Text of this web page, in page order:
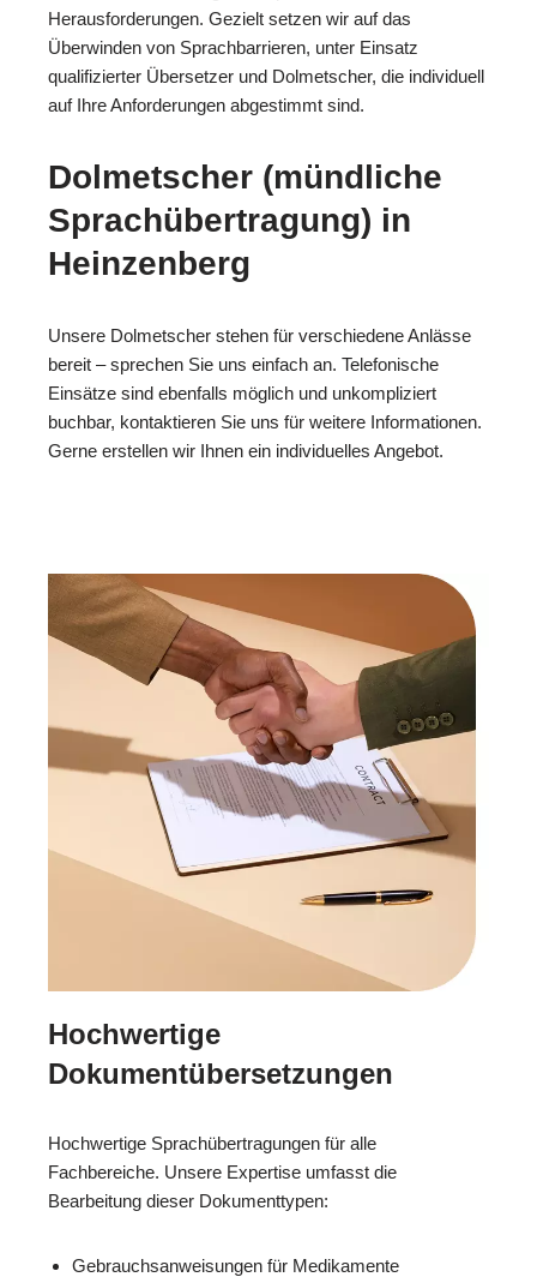
Herausforderungen. Gezielt setzen wir auf das
Überwinden von Sprachbarrieren, unter Einsatz
qualifizierter Übersetzer und Dolmetscher, die individuell
auf Ihre Anforderungen abgestimmt sind.
Dolmetscher (mündliche
Sprachübertragung) in
Heinzenberg
Unsere Dolmetscher stehen für verschiedene Anlässe
bereit – sprechen Sie uns einfach an. Telefonische
Einsätze sind ebenfalls möglich und unkompliziert
buchbar, kontaktieren Sie uns für weitere Informationen.
Gerne erstellen wir Ihnen ein individuelles Angebot.
Hochwertige
Dokumentübersetzungen
Hochwertige Sprachübertragungen für alle
Fachbereiche. Unsere Expertise umfasst die
Bearbeitung dieser Dokumenttypen:
Gebrauchsanweisungen für Medikamente